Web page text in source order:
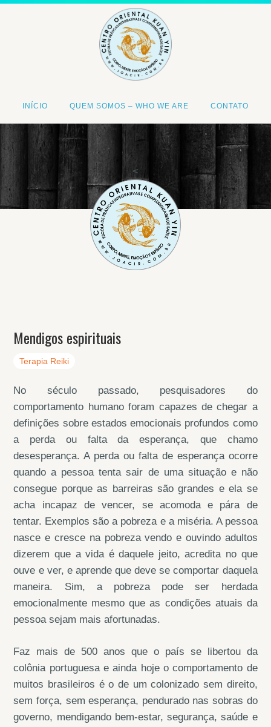
INÍCIO QUEM SOMOS – WHO WE ARE CONTATO
<
Mendigos espirituais
Terapia Reiki
No século passado, pesquisadores do
comportamento humano foram capazes de chegar a
definições sobre estados emocionais profundos como
a perda ou falta da esperança, que chamo
desesperança. A perda ou falta de esperança ocorre
quando a pessoa tenta sair de uma situação e não
consegue porque as barreiras são grandes e ela se
acha incapaz de vencer, se acomoda e pára de
tentar. Exemplos são a pobreza e a miséria. A pessoa
nasce e cresce na pobreza vendo e ouvindo adultos
dizerem que a vida é daquele jeito, acredita no que
ouve e ver, e aprende que deve se comportar daquela
maneira. Sim, a pobreza pode ser herdada
emocionalmente mesmo que as condições atuais da
pessoa sejam mais afortunadas.
Faz mais de 500 anos que o país se libertou da
colônia portuguesa e ainda hoje o comportamento de
muitos brasileiros é o de um colonizado sem direito,
sem força, sem esperança, pendurado nas sobras do
governo, mendigando bem-estar, segurança, saúde e